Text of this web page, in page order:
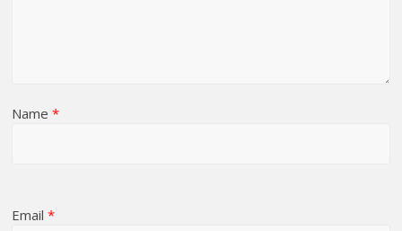
Name*
Email*